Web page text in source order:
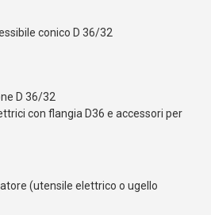
conico D 36/32
D 36/32
con flangia D36 e accessori per
(utensile elettrico o ugello